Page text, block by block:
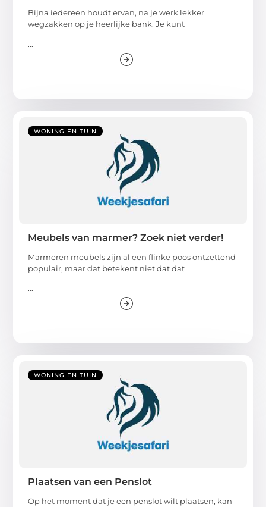
Bijna iedereen houdt ervan, na je werk lekker
wegzakken op je heerlijke bank. Je kunt
...
WONING EN TUIN
Meubels van marmer? Zoek niet verder!
Marmeren meubels zijn al een flinke poos ontzettend
populair, maar dat betekent niet dat dat
...
WONING EN TUIN
Plaatsen van een Penslot
Op het moment dat je een penslot wilt plaatsen, kan